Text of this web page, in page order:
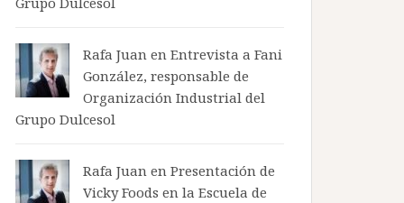
Rafa Juan en Entrevista a Fani
González, responsable de
Organización Industrial del
Grupo Dulcesol
Rafa Juan en Presentación de
Vicky Foods en la Escuela de